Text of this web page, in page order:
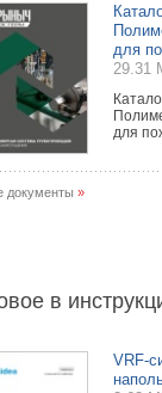
для
29.31
для
документы »
в
VRF-